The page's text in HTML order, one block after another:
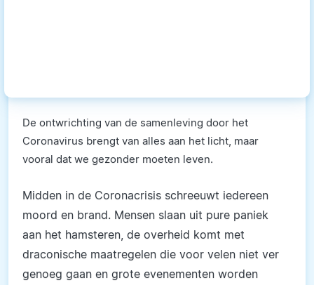
De ontwrichting van de samenleving door het
Coronavirus brengt van alles aan het licht, maar
vooral dat we gezonder moeten leven.
Midden in de Coronacrisis schreeuwt iedereen
moord en brand. Mensen slaan uit pure paniek
aan het hamsteren, de overheid komt met
draconische maatregelen die voor velen niet ver
genoeg gaan en grote evenementen worden